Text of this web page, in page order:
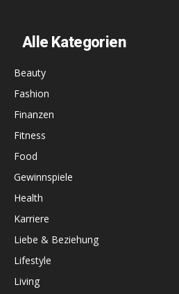
Alle Kategorien
Beauty
Fashion
Finanzen
Fitness
Food
Gewinnspiele
Health
Karriere
Liebe & Beziehung
Lifestyle
Living